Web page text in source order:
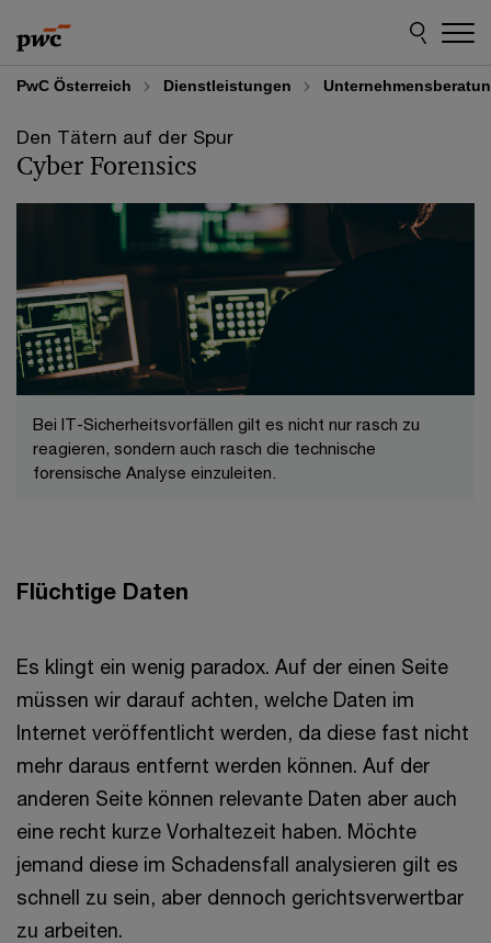
to
content
to
footer
PwC Österreich Dienstleistungen
Den Tätern auf der Spur
Cyber Forensics
Bei IT-Sicherheitsvorfällen gilt es nicht nur rasch zu
reagieren, sondern auch rasch die technische
forensische Analyse einzuleiten.
Flüchtige Daten
Es klingt ein wenig paradox. Auf der einen Seite
müssen wir darauf achten, welche Daten im
Internet veröffentlicht werden, da diese fast nicht
mehr daraus entfernt werden können. Auf der
anderen Seite können relevante Daten aber auch
eine recht kurze Vorhaltezeit haben. Möchte
jemand diese im Schadensfall analysieren gilt es
schnell zu sein, aber dennoch gerichtsverwertbar
zu arbeiten.